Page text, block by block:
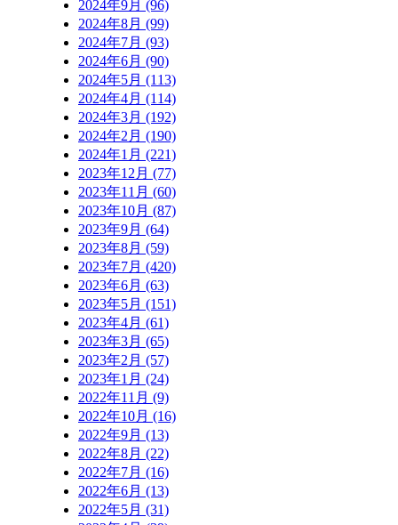
2024年9月 (96)
2024年8月 (99)
2024年7月 (93)
2024年6月 (90)
2024年5月 (113)
2024年4月 (114)
2024年3月 (192)
2024年2月 (190)
2024年1月 (221)
2023年12月 (77)
2023年11月 (60)
2023年10月 (87)
2023年9月 (64)
2023年8月 (59)
2023年7月 (420)
2023年6月 (63)
2023年5月 (151)
2023年4月 (61)
2023年3月 (65)
2023年2月 (57)
2023年1月 (24)
2022年11月 (9)
2022年10月 (16)
2022年9月 (13)
2022年8月 (22)
2022年7月 (16)
2022年6月 (13)
2022年5月 (31)